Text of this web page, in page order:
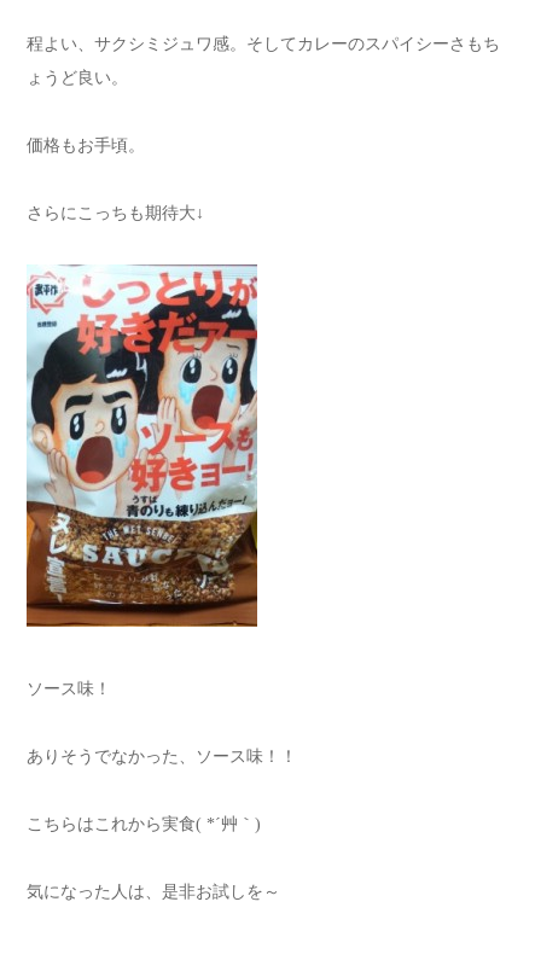
程よい、サクシミジュワ感。そしてカレーのスパイシーさもち
ょうど良い。
価格もお手頃。
さらにこっちも期待大↓
ソース味！
ありそうでなかった、ソース味！！
こちらはこれから実食( *´艸｀)
気になった人は、是非お試しを～